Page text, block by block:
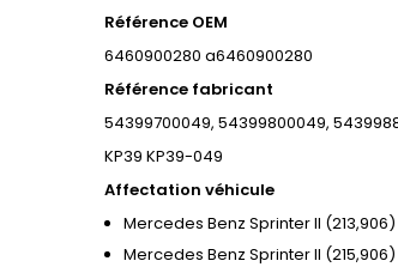
Référence OEM
6460900280 a6460900280
Référence fabricant
54399700049, 54399800049,
KP39 KP39-049
Affectation véhicule
Mercedes Benz Sprinter II
Mercedes Benz Sprinter II